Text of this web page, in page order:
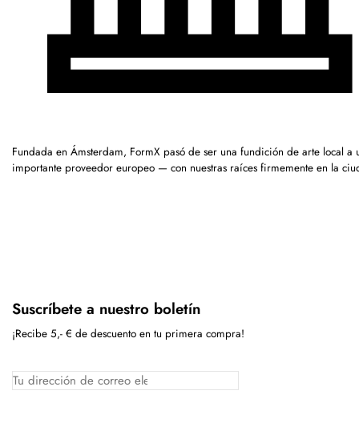
Fundada en Ámsterdam, FormX pasó de ser una fundición de arte local a
importante proveedor europeo — con nuestras raíces firmemente en la
Suscríbete a nuestro boletín
¡Recibe 5,- € de descuento en tu primera compra!